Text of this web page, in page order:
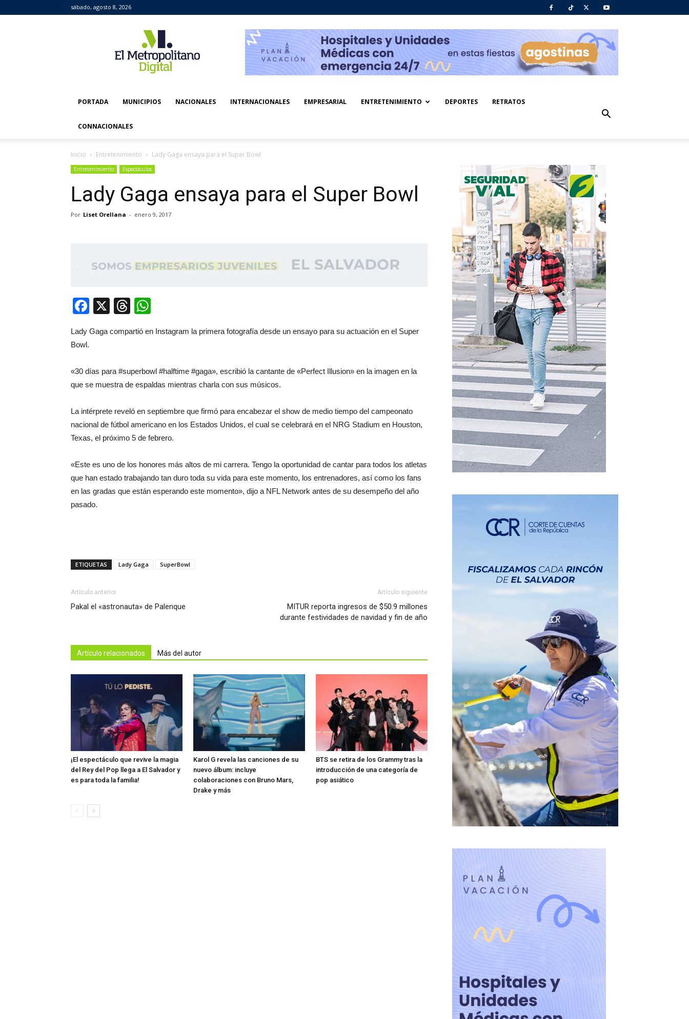
sábado, agosto 8, 2026
Metropolitano
Digital
PORTADA MUNICIPIOS NACIONALES INTERNACIONALES EMPRESARIAL ENTRETENIMIENTO DEPORTES RETRATOS
CONNACIONALES
Inicio Entretenimiento Lady Gaga ensaya para el Super Bowl
Entretenimiento Espectáculos
Lady Gaga ensaya para el Super Bowl
Por Liset Orellana - enero 9, 2017
Facebook
X Threads
Lady Gaga compartió en Instagram la primera fotografía desde un ensayo para su actuación en el Super
Bowl.
«30 días para #superbowl #halftime #gaga», escribió la cantante de «Perfect Illusion» en la imagen en la
que se muestra de espaldas mientras charla con sus músicos.
La intérprete reveló en septiembre que firmó para encabezar el show de medio tiempo del campeonato
nacional de fútbol americano en los Estados Unidos, el cual se celebrará en el NRG Stadium en Houston,
Texas, el próximo 5 de febrero.
«Este es uno de los honores más altos de mi carrera. Tengo la oportunidad de cantar para todos los atletas
que han estado trabajando tan duro toda su vida para este momento, los entrenadores, así como los fans
en las gradas que están esperando este momento», dijo a NFL Network antes de su desempeño del año
pasado.
ETIQUETAS Lady Gaga SuperBowl
Artículo anterior
Pakal el «astronauta» de Palenque
Artículo siguiente
MITUR reporta ingresos de $50.9 millones
durante festividades de navidad y fin de año
Artículo relacionados Más del autor
¡El espectáculo que revive la magia
del Rey del Pop llega a El Salvador y
es para toda la familia!
Karol G revela las canciones de su
nuevo álbum: incluye
colaboraciones con Bruno Mars,
Drake y más
BTS se retira de los Grammy tras la
introducción de una categoría de
pop asiático